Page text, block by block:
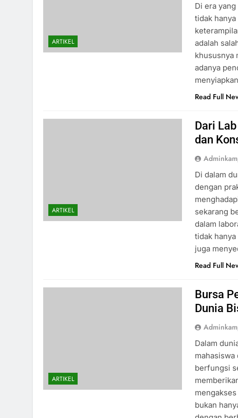
ARTIKEL
Di era
tidak
adalah
khususnya
adanya
Read Full
ARTIKEL
Dari
dan
Di dalam
dengan
sekarang
dalam
tidak
juga
Read Full
ARTIKEL
Bursa
Dunia
Dalam
berfungsi
bukan